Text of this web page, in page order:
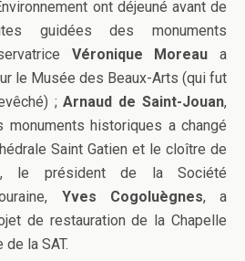
ont déjeuné avant de
guidées des monuments
Véronique Moreau a
le Musée des Beaux-Arts (qui fut
;Arnaud de Saint-Jouan,
historiques a changé
Saint Gatien et le cloître de
le président de la Société
Yves Cogoluègnes, a
de restauration de la Chapelle
la SAT.